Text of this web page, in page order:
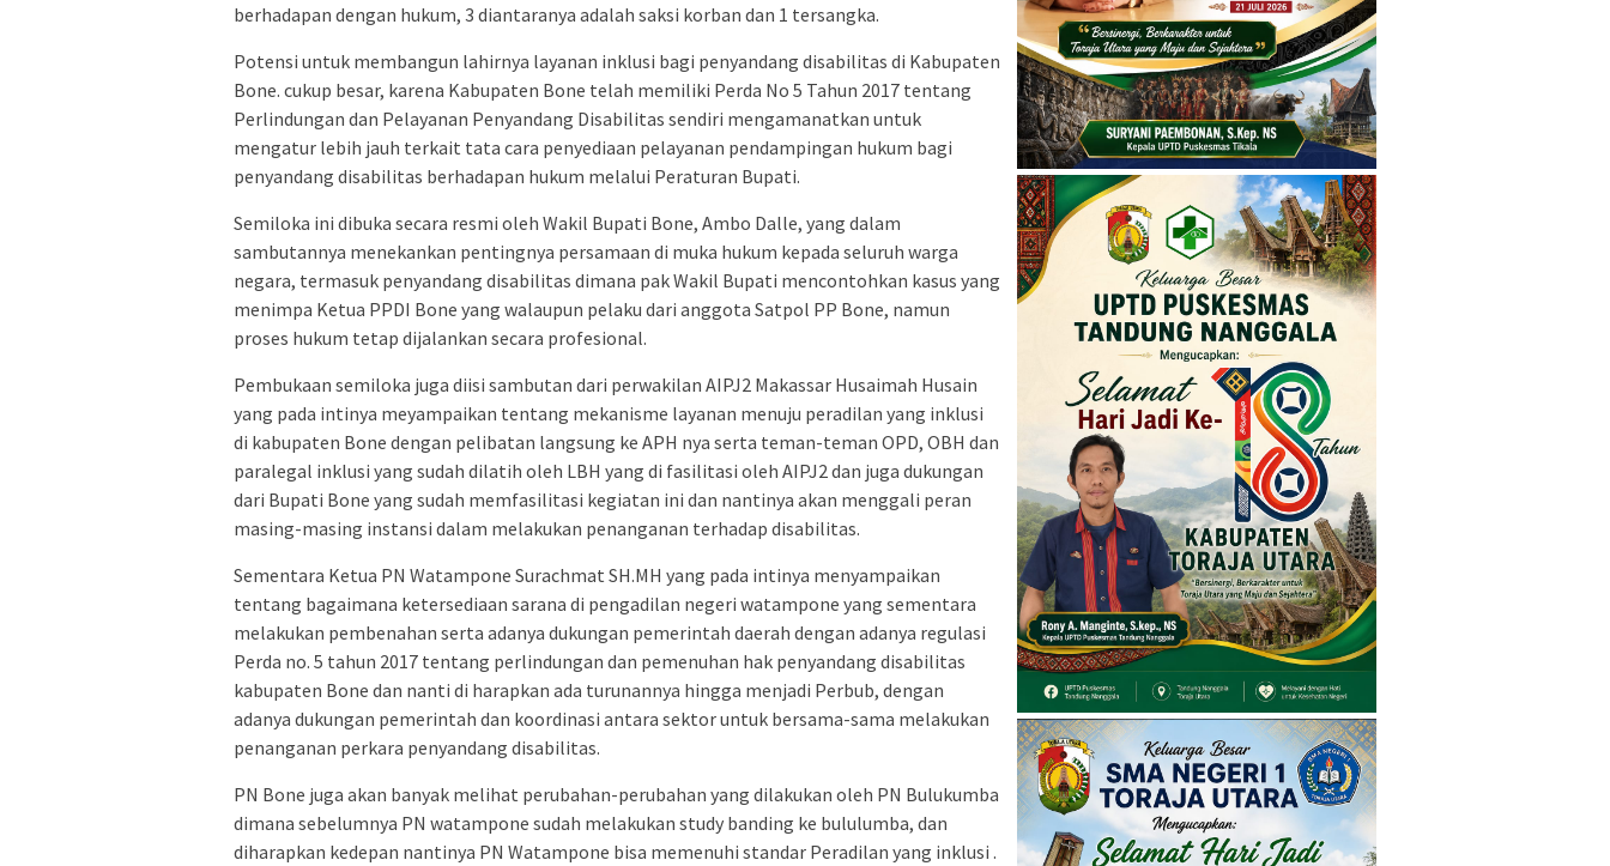
berhadapan dengan hukum, 3 diantaranya adalah saksi korban dan 1 tersangka.
Potensi untuk membangun lahirnya layanan inklusi bagi penyandang disabilitas di Kabupaten
Bone. cukup besar, karena Kabupaten Bone telah memiliki Perda No 5 Tahun 2017 tentang
Perlindungan dan Pelayanan Penyandang Disabilitas sendiri mengamanatkan untuk
mengatur lebih jauh terkait tata cara penyediaan pelayanan pendampingan hukum bagi
penyandang disabilitas berhadapan hukum melalui Peraturan Bupati.
Semiloka ini dibuka secara resmi oleh Wakil Bupati Bone, Ambo Dalle, yang dalam
sambutannya menekankan pentingnya persamaan di muka hukum kepada seluruh warga
negara, termasuk penyandang disabilitas dimana pak Wakil Bupati mencontohkan kasus yang
menimpa Ketua PPDI Bone yang walaupun pelaku dari anggota Satpol PP Bone, namun
proses hukum tetap dijalankan secara profesional.
Pembukaan semiloka juga diisi sambutan dari perwakilan AIPJ2 Makassar Husaimah Husain
yang pada intinya meyampaikan tentang mekanisme layanan menuju peradilan yang inklusi
di kabupaten Bone dengan pelibatan langsung ke APH nya serta teman-teman OPD, OBH dan
paralegal inklusi yang sudah dilatih oleh LBH yang di fasilitasi oleh AIPJ2 dan juga dukungan
dari Bupati Bone yang sudah memfasilitasi kegiatan ini dan nantinya akan menggali peran
masing-masing instansi dalam melakukan penanganan terhadap disabilitas.
Sementara Ketua PN Watampone Surachmat SH.MH yang pada intinya menyampaikan
tentang bagaimana ketersediaan sarana di pengadilan negeri watampone yang sementara
melakukan pembenahan serta adanya dukungan pemerintah daerah dengan adanya regulasi
Perda no. 5 tahun 2017 tentang perlindungan dan pemenuhan hak penyandang disabilitas
kabupaten Bone dan nanti di harapkan ada turunannya hingga menjadi Perbub, dengan
adanya dukungan pemerintah dan koordinasi antara sektor untuk bersama-sama melakukan
penanganan perkara penyandang disabilitas.
PN Bone juga akan banyak melihat perubahan-perubahan yang dilakukan oleh PN Bulukumba
dimana sebelumnya PN watampone sudah melakukan study banding ke bululumba, dan
diharapkan kedepan nantinya PN Watampone bisa memenuhi standar Peradilan yang inklusi .